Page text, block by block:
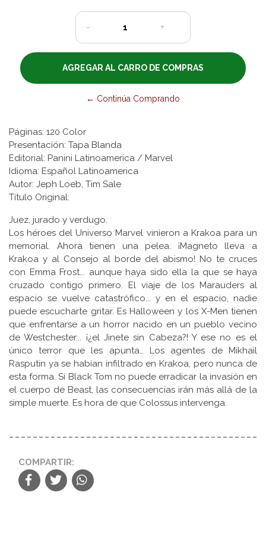
- +
← Continúa Comprando
Páginas: 120 Color
Presentación: Tapa Blanda
Editorial: Panini Latinoamerica / Marvel
Idioma: Español Latinoamerica
Autor: Jeph Loeb, Tim Sale
Título Original:
Juez, jurado y verdugo.
Los héroes del Universo Marvel vinieron a Krakoa para un
memorial. Ahora tienen una pelea. ¡Magneto lleva a
Krakoa y al Consejo al borde del abismo! No te cruces
con Emma Frost... aunque haya sido ella la que se haya
cruzado contigo primero. El viaje de los Marauders al
espacio se vuelve catastrófico... y en el espacio, nadie
puede escucharte gritar. Es Halloween y los X-Men tienen
que enfrentarse a un horror nacido en un pueblo vecino
de Westchester... ¡¿el Jinete sin Cabeza?! Y ese no es el
único terror que les apunta… Los agentes de Mikhail
Rasputin ya se habían infiltrado en Krakoa, pero nunca de
esta forma. Si Black Tom no puede erradicar la invasión en
el cuerpo de Beast, las consecuencias irán más allá de la
simple muerte. Es hora de que Colossus intervenga.
COMPARTIR: